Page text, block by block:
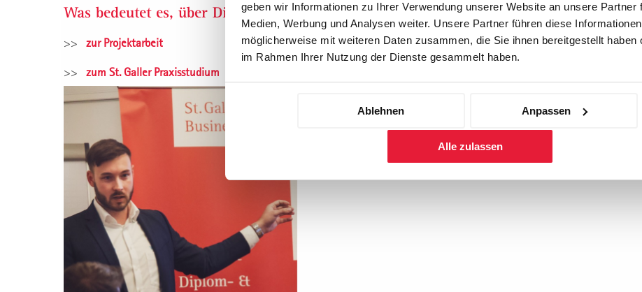
geben wir Informationen zu Ihrer Verwendung unserer Website an unsere Partner
Medien, Werbung und Analysen weiter. Unsere Partner führen diese Informationen
möglicherweise mit weiteren Daten zusammen, die Sie ihnen bereitgestellt haben
im Rahmen Ihrer Nutzung der Dienste gesammelt haben.
Ablehnen Anpassen
Alle zulassen
Was bedeutet es, über Digitalisierung nicht nur zu reden, sondern sie wirklich
>> zur Projektarbeit
>> zum St. Galler Praxisstudium